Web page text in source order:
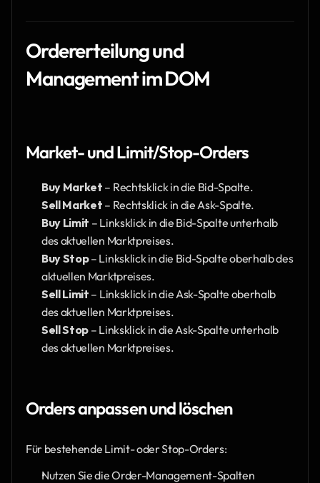
Ordererteilung und
Management im DOM
Market- und Limit/Stop-Orders
Buy Market – Rechtsklick in die Bid-Spalte.
Sell Market – Rechtsklick in die Ask-Spalte.
Buy Limit – Linksklick in die Bid-Spalte unterhalb
des aktuellen Marktpreises.
Buy Stop – Linksklick in die Bid-Spalte oberhalb des
aktuellen Marktpreises.
Sell Limit – Linksklick in die Ask-Spalte oberhalb
des aktuellen Marktpreises.
Sell Stop – Linksklick in die Ask-Spalte unterhalb
des aktuellen Marktpreises.
Orders anpassen und löschen
Für bestehende Limit- oder Stop-Orders:
Nutzen Sie die Order-Management-Spalten